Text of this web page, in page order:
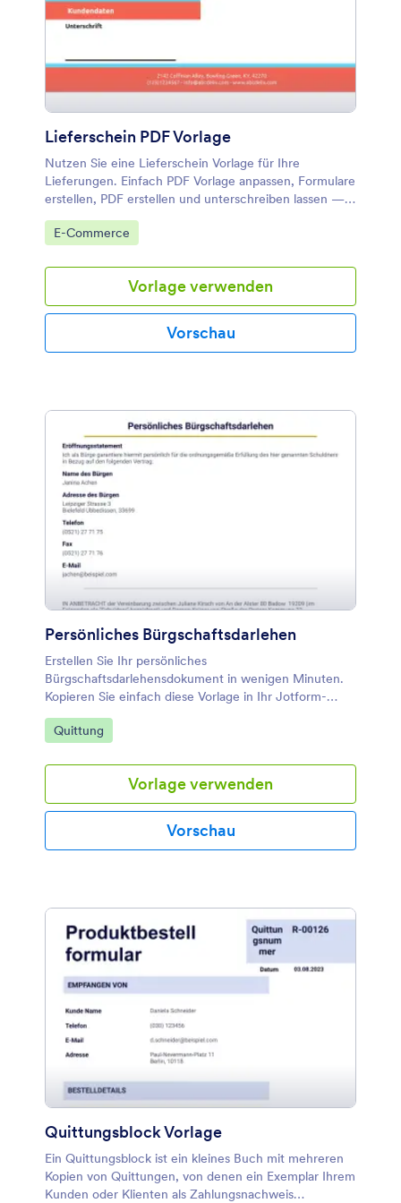
Grund der Medikation, die Dosierung, den Weg und
die Häufigkeit anzeigt. Diese Vorlage verwendet auch
automatisch eine eindeutige Nummer für jedes Rezept
liefert. Mit dem PDF-Editor können Sie das Layout der
Vorlage leicht ändern und anpassen und das
Farbthema ändern.
Lieferschein PDF Vorlage
Nutzen Sie eine Lieferschein Vorlage für Ihre
Lieferungen. Einfach PDF Vorlage anpassen, Formulare
erstellen, PDF erstellen und unterschreiben lassen —
ideal für professionelle und automatisierte
Dokumentation.
Zur Kategorie:
E-Commerce
Vorlage verwenden
Vorschau
Persönliches Bürgschaftsdarlehen
Erstellen Sie Ihr persönliches
Bürgschaftsdarlehensdokument in wenigen Minuten.
Kopieren Sie einfach diese Vorlage in Ihr Jotform-
Konto und füllen Sie das Formular aus. Drucken Sie Ihr
Dokument aus oder speichern Sie es im PDF-Format.
Zur Kategorie:
Quittung
Vorlage verwenden
Vorschau
Quittungsblock Vorlage
Ein Quittungsblock ist ein kleines Buch mit mehreren
Kopien von Quittungen, von denen ein Exemplar Ihrem
Kunden oder Klienten als Zahlungsnachweis